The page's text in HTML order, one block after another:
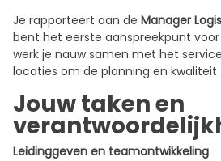
Je rapporteert aan de Manager
bent het eerste aanspreekpunt
werk je nauw samen met het
locaties om de planning en kwaliteit
Jouw taken en
Leidinggeven en teamontwikkeling